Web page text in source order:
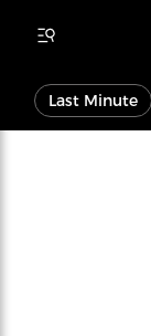
Last Minute